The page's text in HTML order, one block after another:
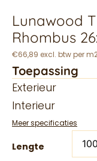
Lunawood
Rhombus
€66,89 excl. btw per
Toepassing
Exterieur
Interieur
Meer specificaties
Lengte